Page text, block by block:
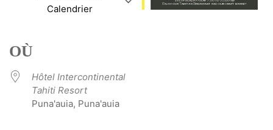
Calendrier
OÙ
Hôtel Intercontinental
Tahiti Resort
Puna'auia, Puna'auia